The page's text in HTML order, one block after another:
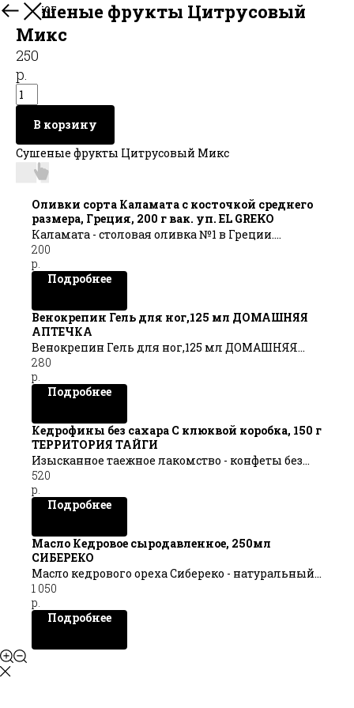
В каталог
Сушеные фрукты Цитрусовый
Микс
250
р.
В корзину
Сушеные фрукты Цитрусовый Микс
Оливки сорта Каламата с косточкой среднего
размера, Греция, 200 г вак. уп. EL GREKO
Каламата - столовая оливка №1 в Греции.
200
р.
Подробнее
Венокрепин Гель для ног,125 мл ДОМАШНЯЯ
АПТЕЧКА
Венокрепин Гель для ног,125 мл ДОМАШНЯЯ
АПТЕЧКА
280
р.
Подробнее
Кедрофины без сахара С клюквой коробка, 150 г
ТЕРРИТОРИЯ ТАЙГИ
Изысканное таежное лакомство - конфеты без
сахара Кедрофины c клюквой
520
р.
Подробнее
Масло Кедровое сыродавленное, 250мл
СИБЕРЕКО
Масло кедрового ореха Сибереко - натуральный
продукт высшего качества.
Практичный объём упаковки позволит удобно
разместить масло на полочке и наслаждаться
1 050
р.
Подробнее